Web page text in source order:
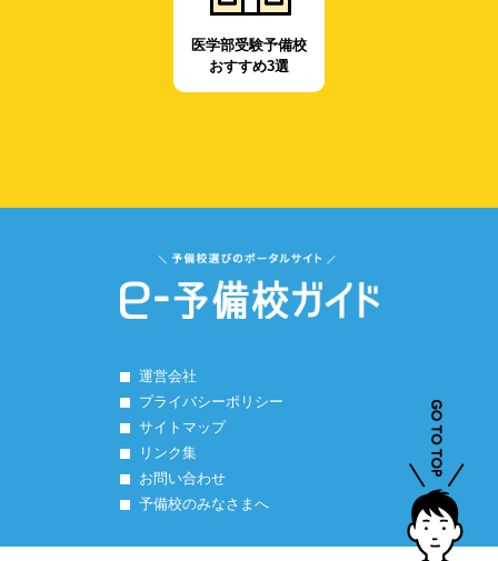
医学部受験予備校
おすすめ3選
運営会社
プライバシーポリシー
サイトマップ
リンク集
お問い合わせ
予備校のみなさまへ